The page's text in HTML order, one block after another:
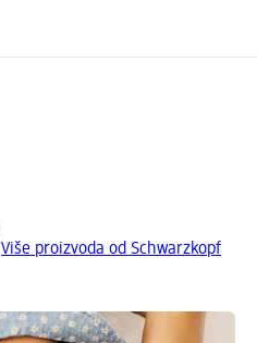
Više proizvoda od Schwarzkopf